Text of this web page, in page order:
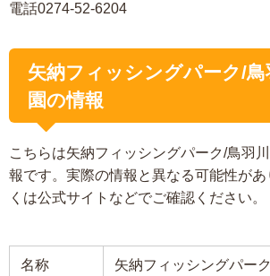
電話0274-52-6204
矢納フィッシングパーク/鳥
園の情報
こちらは矢納フィッシングパーク/鳥羽
報です。実際の情報と異なる可能性があ
くは公式サイトなどでご確認ください。
名称 矢納フィッシングパー